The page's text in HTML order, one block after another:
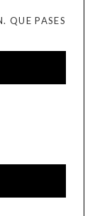
QUE PASES